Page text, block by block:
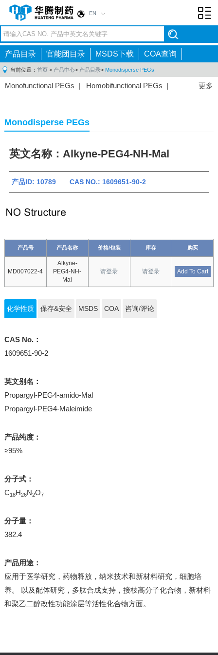
EN
产品目录 官能团目录 MSDS下载 COA查询
当前位置： 首页 > 产品中心> 产品目录> Monodisperse PEGs
更多
Monofunctional PEGs | Homobifunctional PEGs |
Monodisperse PEGs
英文名称：Alkyne-PEG4-NH-Mal
产品ID: 10789 CAS NO.: 1609651-90-2
产品号 产品名称 价格/包装 库存 购买
MD007022-4
Alkyne-
PEG4-NH-
Mal
请登录 请登录 Add To Cart
化学性质 保存&安全 MSDS COA 咨询/评论
CAS No.：
1609651-90-2
英文别名：
Propargyl-PEG4-amido-Mal
Propargyl-PEG4-Maleimide
产品纯度：
≥95%
分子式：
C18H26N2O7
分子量：
382.4
产品用途：
应用于医学研究，药物释放，纳米技术和新材料研究，细胞培
养。 以及配体研究，多肽合成支持，接枝高分子化合物，新材料
和聚乙二醇改性功能涂层等活性化合物方面。